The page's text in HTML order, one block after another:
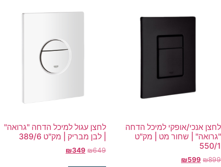
אנכי/אופקי למיכל הדחה
| שחור מט | מק"ט
550/
₪
₪599
לחצן עגול למיכל הדחה "גרואה"
| לבן מבריק | מק"ט 389/6
₪649
₪349